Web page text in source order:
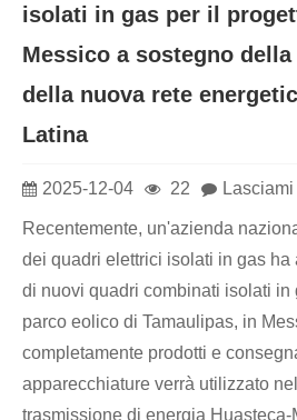
isolati in gas per il
Messico a sostegno
della nuova rete
Latina
2025-12-04 22
Recentemente, un'azienda
dei quadri elettrici isolati in gas ha
di nuovi quadri combinati isolati in
parco eolico di Tamaulipas, in
completamente prodotti e
apparecchiature verrà utilizzato
trasmissione di energia Huasteca-